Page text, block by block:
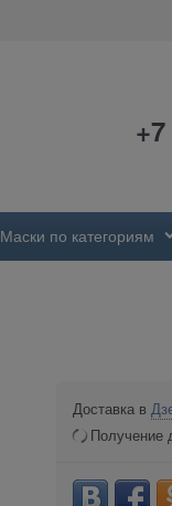
Маски по категориям
Доставка в
Получение